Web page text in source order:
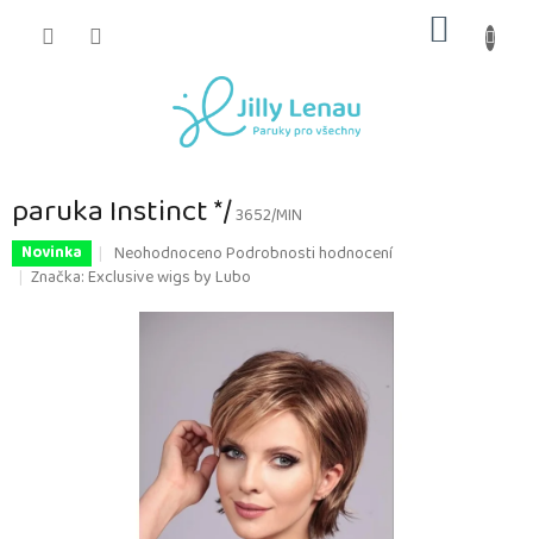
KOŠÍK
paruka Instinct */3652/MIN
Novinka
Průměrné
hodnocení
NeohodnocenoPodrobnosti hodnocení
Značka:Exclusive wigs by Lubo